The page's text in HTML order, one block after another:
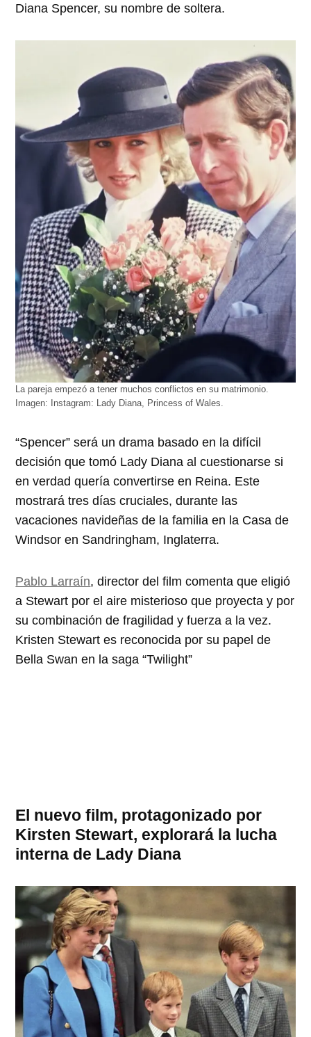
Diana Spencer, su nombre de soltera.
La pareja empezó a tener muchos conflictos en su matrimonio.
Imagen: Instagram: Lady Diana, Princess of Wales.
“Spencer” será un drama basado en la difícil
decisión que tomó Lady Diana al cuestionarse si
en verdad quería convertirse en Reina. Este
mostrará tres días cruciales, durante las
vacaciones navideñas de la familia en la Casa de
Windsor en Sandringham, Inglaterra.
Pablo Larraín, director del film comenta que eligió
a Stewart por el aire misterioso que proyecta y por
su combinación de fragilidad y fuerza a la vez.
Kristen Stewart es reconocida por su papel de
Bella Swan en la saga “Twilight”
El nuevo film, protagonizado por
Kirsten Stewart, explorará la lucha
interna de Lady Diana